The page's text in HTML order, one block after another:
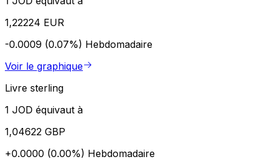
1,22224 EUR
-0.0009 (0.07%) Hebdomadaire
Voir le graphique
Livre sterling
1 JOD équivaut à
1,04622 GBP
+0.0000 (0.00%) Hebdomadaire